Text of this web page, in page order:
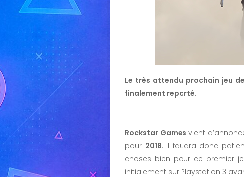
Le très attendu prochain jeu
finalement reporté.
Rockstar Games vient
pour 2018. Il faudra donc
choses bien pour ce premier
initialement sur Playstation 3